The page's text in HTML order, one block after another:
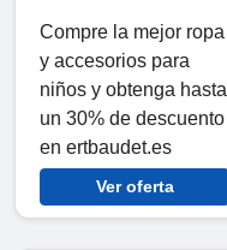
Compre la mejor ropa
y accesorios para
niños y obtenga hasta
un 30% de descuento
en ertbaudet.es
Ver oferta